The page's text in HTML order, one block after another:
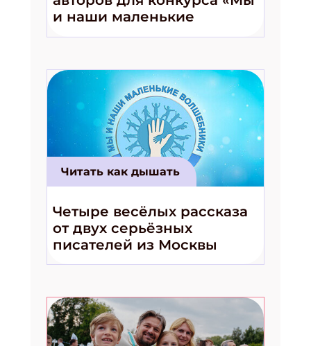
и наши маленькие
волшебники!»
Читать как дышать
Четыре весёлых рассказа
от двух серьёзных
писателей из Москвы